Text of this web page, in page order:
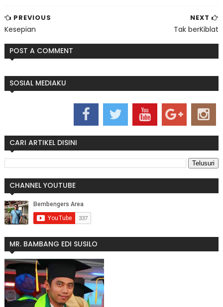
NEXT
Tak berKiblat
PREVIOUS
Kesepian
POST A COMMENT
SOSIAL MEDIAKU
CARI ARTIKEL DISINI
CHANNEL YOUTUBE
MR. BAMBANG EDI SUSILO